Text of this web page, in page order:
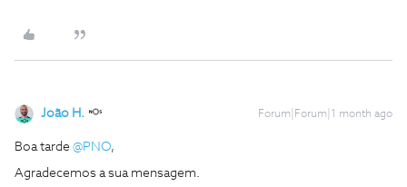
João H. Forum|Forum|1 month ago
Boa tarde ​ @PNO,
Agradecemos a sua mensagem.